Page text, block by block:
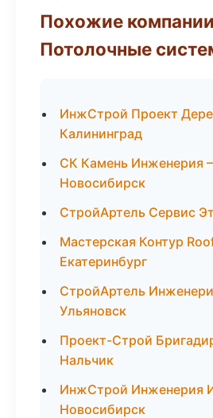
Похожие
Потолочные
ИнжСтрой Проект
Калининград
СК Камень Инженерия
Новосибирск
СтройАртель Сервис
Мастерская Контур
Екатеринбург
СтройАртель
Ульяновск
Проект-Строй
Нальчик
ИнжСтрой Инженерия
Новосибирск